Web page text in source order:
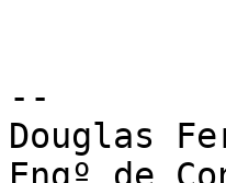
--
Douglas